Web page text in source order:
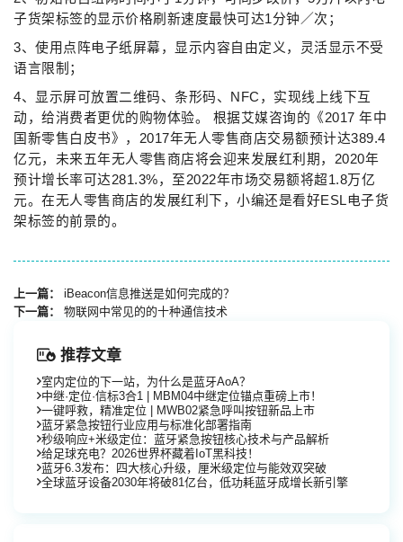
子货架标签的显示价格刷新速度最快可达1分钟／次；
3、使用点阵电子纸屏幕，显示内容自由定义，灵活显示不受
语言限制；
4、显示屏可放置二维码、条形码、NFC，实现线上线下互
动，给消费者更优的购物体验。 根据艾媒咨询的《2017 年中
国新零售白皮书》，2017年无人零售商店交易额预计达389.4
亿元，未来五年无人零售商店将会迎来发展红利期，2020年
预计增长率可达281.3%，至2022年市场交易额将超1.8万亿
元。在无人零售商店的发展红利下，小编还是看好ESL电子货
架标签的前景的。
上一篇：
iBeacon信息推送是如何完成的？
下一篇：
物联网中常见的的十种通信技术
推荐文章
室内定位的下一站，为什么是蓝牙AoA？
中继·定位·信标3合1 | MBM04中继定位锚点重磅上市！
一键呼救，精准定位 | MWB02紧急呼叫按钮新品上市
蓝牙紧急按钮行业应用与标准化部署指南
秒级响应+米级定位：蓝牙紧急按钮核心技术与产品解析
给足球充电？2026世界杯藏着IoT黑科技！
蓝牙6.3发布：四大核心升级，厘米级定位与能效双突破
全球蓝牙设备2030年将破81亿台，低功耗蓝牙成增长新引擎